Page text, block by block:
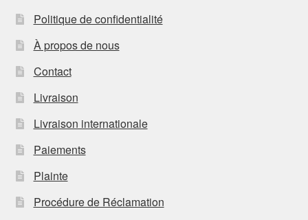
Politique de confidentialité
À propos de nous
Contact
Livraison
Livraison internationale
Paiements
Plainte
Procédure de Réclamation